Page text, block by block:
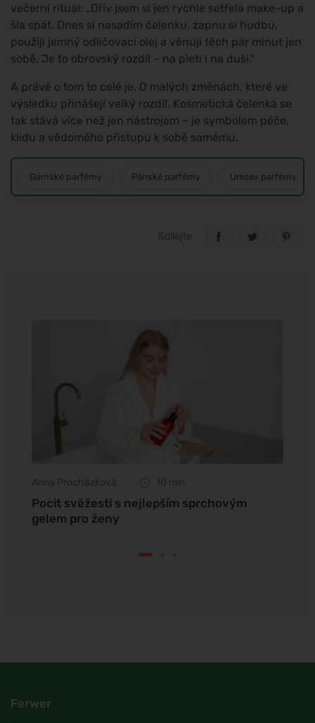
večerní rituál: „Dřív jsem si jen rychle setřela make-up a
šla spát. Dnes si nasadím čelenku, zapnu si hudbu,
použiji jemný odličovací olej a věnuji těch pár minut jen
sobě. Je to obrovský rozdíl – na pleti i na duši."
A právě o tom to celé je. O malých změnách, které ve
výsledku přinášejí velký rozdíl. Kosmetická čelenka se
tak stává více než jen nástrojem – je symbolem péče,
klidu a vědomého přístupu k sobě samému.
Dámské parfémy Pánské parfémy Unisex parfémy
Sdílejte
Anna Procházková 10 min
Pocit svěžesti s nejlepším sprchovým
gelem pro ženy
Ferwer